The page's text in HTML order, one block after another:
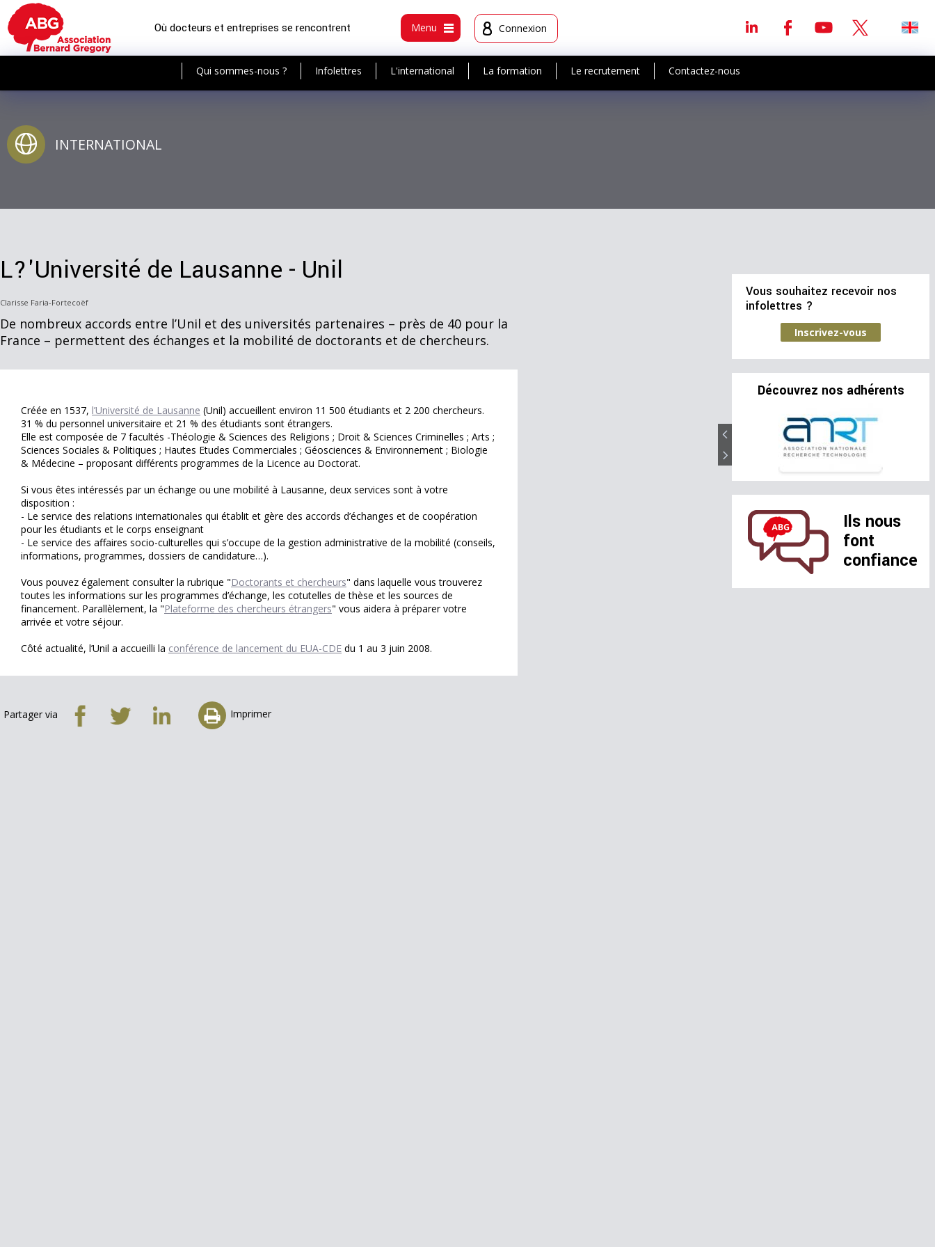
Où docteurs et entreprises se rencontrent Menu Connexion
Qui sommes-nous ? Infolettres L'international La formation Le recrutement Contactez-nous
INTERNATIONAL
L?'Université de Lausanne - Unil
Clarisse Faria-Fortecoëf
De nombreux accords entre l’Unil et des universités partenaires – près de 40 pour la
France – permettent des échanges et la mobilité de doctorants et de chercheurs.
Créée en 1537, l’Université de Lausanne (Unil) accueillent environ 11 500 étudiants et 2 200 chercheurs.
31 % du personnel universitaire et 21 % des étudiants sont étrangers.
Elle est composée de 7 facultés -Théologie & Sciences des Religions ; Droit & Sciences Criminelles ; Arts ;
Sciences Sociales & Politiques ; Hautes Etudes Commerciales ; Géosciences & Environnement ; Biologie
& Médecine – proposant différents programmes de la Licence au Doctorat.
Si vous êtes intéressés par un échange ou une mobilité à Lausanne, deux services sont à votre
disposition :
- Le service des relations internationales qui établit et gère des accords d’échanges et de coopération
pour les étudiants et le corps enseignant
- Le service des affaires socio-culturelles qui s’occupe de la gestion administrative de la mobilité (conseils,
informations, programmes, dossiers de candidature…).
Vous pouvez également consulter la rubrique "Doctorants et chercheurs" dans laquelle vous trouverez
toutes les informations sur les programmes d’échange, les cotutelles de thèse et les sources de
financement. Parallèlement, la "Plateforme des chercheurs étrangers" vous aidera à préparer votre
arrivée et votre séjour.
Côté actualité, l’Unil a accueilli la conférence de lancement du EUA-CDE du 1 au 3 juin 2008.
Partager via Imprimer
Vous souhaitez recevoir nos
infolettres ?
Inscrivez-vous
Découvrez nos adhérents
Ils nous
font
confiance